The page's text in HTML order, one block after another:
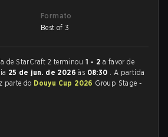
Formato
Best of 3
de StarCraft 2 terminou 1 - 2 a favor de
25 de jun. de 2026às 08:30 . A partida
parte do Douyu Cup 2026 Group Stage -